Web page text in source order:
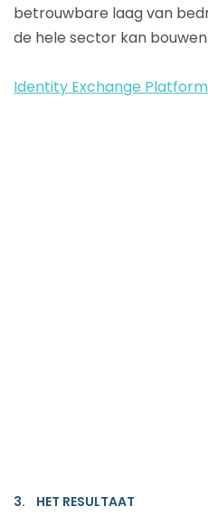
betrouwbare laag van
de hele sector kan
Identity Exchange Platform
3. HET RESULTAAT